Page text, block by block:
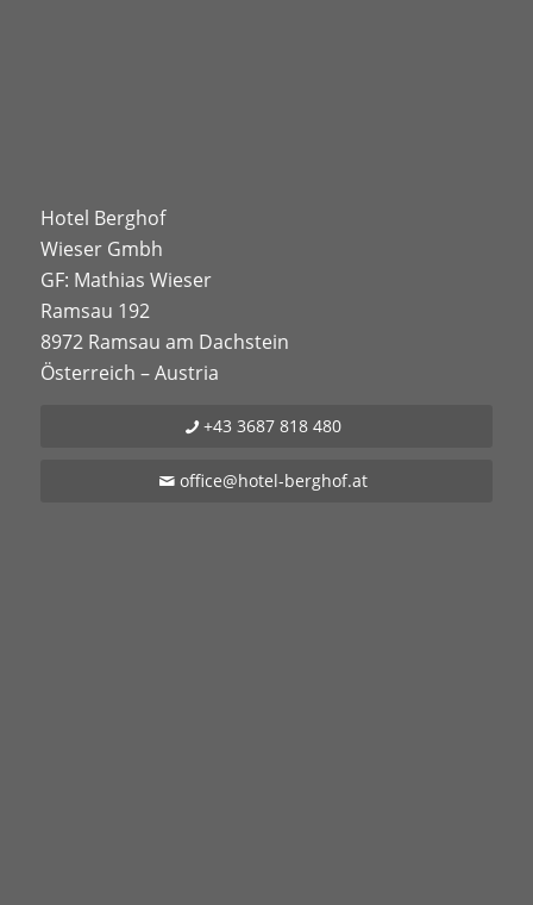
Hotel Berghof
Wieser Gmbh
GF: Mathias Wieser
Ramsau 192
8972 Ramsau am Dachstein
Österreich – Austria
+43 3687 818 480
office@hotel-berghof.at